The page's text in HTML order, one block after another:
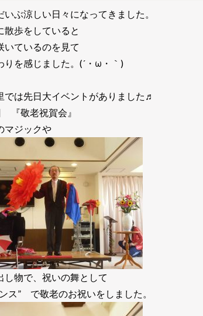
いぶ涼しい日々になってきました。
散歩をしていると
いているのを見て
りを感じました。(´・ω・｀)
では先日大イベントがありました♬
『敬老祝賀会』
マジックや
し物で、祝いの舞として
ス” で敬老のお祝いをしました。